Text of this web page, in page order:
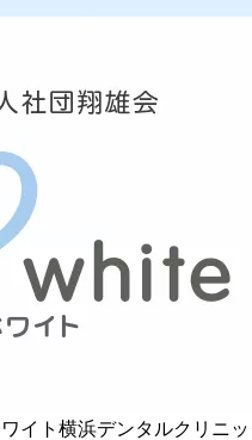
イト横浜デンタルクリニ